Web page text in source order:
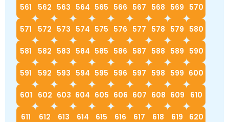
561 562 563 564 565 566 567 568 569 570
571 572 573 574 575 576 577 578 579 580
581 582 583 584 585 586 587 588 589 590
591 592 593 594 595 596 597 598 599 600
601 602 603 604 605 606 607 608 609 610
611 612 613 614 615 616 617 618 619 620